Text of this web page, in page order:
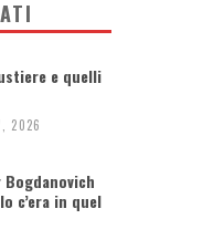
e quelli
2026
c’era in quel